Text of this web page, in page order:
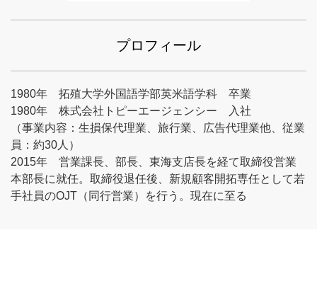
プロフィール
1980年 拓殖大学外国語学部英米語学科 卒業
1980年 株式会社トピーエージェンシー 入社
（事業内容：生損保代理業、旅行業、広告代理業他、従業
員：約30人）
2015年 営業課長、部長、東海支店長を経て取締役営業
本部長に就任。取締役退任後、新規顧客開拓専任として若
手社員のOJT（同行営業）を行う。現在に至る